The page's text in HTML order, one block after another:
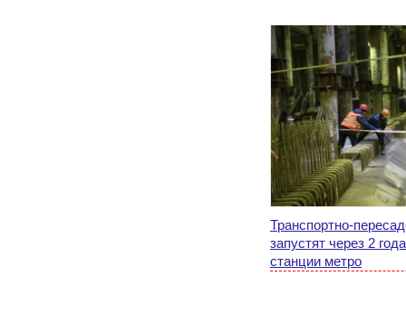
Транспортно-
запустят через 2
станции метро